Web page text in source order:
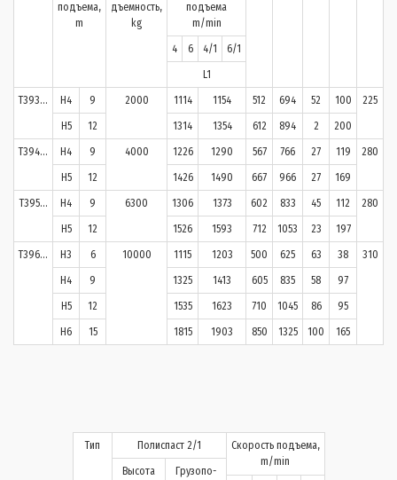
подъема,
m
дъемность,
kg
подъема
m/min
4 6 4/1 6/1
L1
T393… H4 9 2000 1114 1154 512 694 52 100 225
H5 12 1314 1354 612 894 2 200
T394… H4 9 4000 1226 1290 567 766 27 119 280
H5 12 1426 1490 667 966 27 169
T395… H4 9 6300 1306 1373 602 833 45 112 280
H5 12 1526 1593 712 1053 23 197
T396… H3 6 10000 1115 1203 500 625 63 38 310
H4 9 1325 1413 605 835 58 97
H5 12 1535 1623 710 1045 86 95
H6 15 1815 1903 850 1325 100 165
Тип Полиспаст 2/1
Скорость подъема,
m/min
Высота
Грузопо-